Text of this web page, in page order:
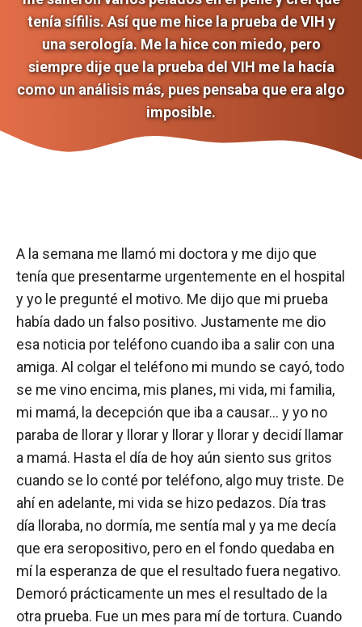
tenía sífilis. Así que me hice la prueba de VIH y
una serología. Me la hice con miedo, pero
siempre dije que la prueba del VIH me la hacía
como un análisis más, pues pensaba que era algo
imposible.
A la semana me llamó mi doctora y me dijo que
tenía que presentarme urgentemente en el hospital
y yo le pregunté el motivo. Me dijo que mi prueba
había dado un falso positivo. Justamente me dio
esa noticia por teléfono cuando iba a salir con una
amiga. Al colgar el teléfono mi mundo se cayó, todo
se me vino encima, mis planes, mi vida, mi familia,
mi mamá, la decepción que iba a causar… y yo no
paraba de llorar y llorar y llorar y llorar y decidí llamar
a mamá. Hasta el día de hoy aún siento sus gritos
cuando se lo conté por teléfono, algo muy triste. De
ahí en adelante, mi vida se hizo pedazos. Día tras
día lloraba, no dormía, me sentía mal y ya me decía
que era seropositivo, pero en el fondo quedaba en
mí la esperanza de que el resultado fuera negativo.
Demoró prácticamente un mes el resultado de la
otra prueba. Fue un mes para mí de tortura. Cuando